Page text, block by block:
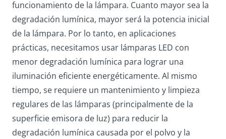
funcionamiento de la lámpara. Cuanto mayor sea la
degradación lumínica, mayor será la potencia inicial
de la lámpara. Por lo tanto, en aplicaciones
prácticas, necesitamos usar lámparas LED con
menor degradación lumínica para lograr una
iluminación eficiente energéticamente. Al mismo
tiempo, se requiere un mantenimiento y limpieza
regulares de las lámparas (principalmente de la
superficie emisora ​​de luz) para reducir la
degradación lumínica causada por el polvo y la